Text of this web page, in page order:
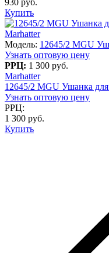
Купить
Marhatter
Модель: 12645/2 MGU
Узнать оптовую цену
РРЦ: 1 300 руб.
Marhatter
12645/2 MGU Ушанка
Узнать оптовую цену
РРЦ:
1 300 руб.
Купить